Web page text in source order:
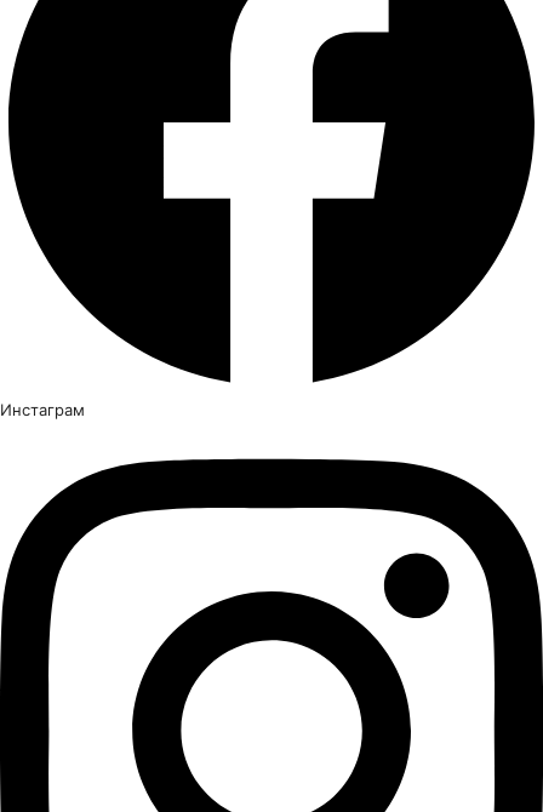
Инстаграм